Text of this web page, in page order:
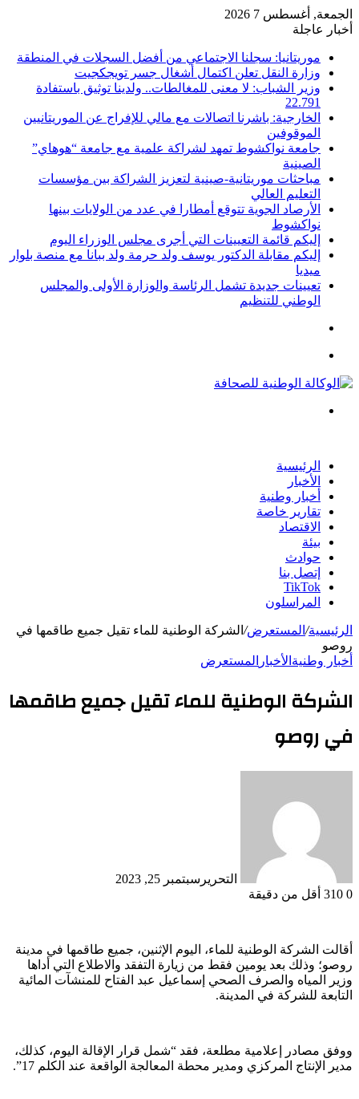
الجمعة, أغسطس 7 2026
أخبار عاجلة
موريتانيا: سجلنا الاجتماعي من أفضل السجلات في المنطقة
وزارة النقل تعلن اكتمال أشغال جسر تويجكجيت
وزير الشباب: لا معنى للمغالطات.. ولدينا توثيق باستفادة
22.791
الخارجية: باشرنا اتصالات مع مالي للإفراج عن الموريتانيين
الموقوفين
جامعة نواكشوط تمهد لشراكة علمية مع جامعة “هوهاي”
الصينية
مباحثات موريتانية-صينية لتعزيز الشراكة بين مؤسسات
التعليم العالي
الأرصاد الجوية تتوقع أمطارا في عدد من الولايات بينها
نواكشوط
إليكم قائمة التعيينات التي أجرى مجلس الوزراء اليوم
إليكم مقابلة الدكتور يوسف ولد حرمة ولد ببانا مع منصة بلوار
ميديا
تعيينات جديدة تشمل الرئاسة والوزارة الأولى والمجلس
الوطني للتنظيم
الرئيسية
الأخبار
أخبار وطنية
تقارير خاصة
الاقتصاد
بيئة
حوادث
إتصل بنا
TikTok
المراسلون
الرئيسية/ المستعرض/ الشركة الوطنية للماء تقيل جميع طاقمها في
روصو
أخبار وطنية الأخبار المستعرض
الشركة الوطنية للماء تقيل جميع طاقمها
في روصو
التحرير سبتمبر 25, 2023
0
أقل من دقيقة
أقالت الشركة الوطنية للماء، اليوم الإثنين، جميع طاقمها في مدينة
روصو؛ وذلك بعد يومين فقط من زيارة التفقد والاطلاع التي أداها
وزير المياه والصرف الصحي إسماعيل عبد الفتاح للمنشآت المائية
التابعة للشركة في المدينة.
ووفق مصادر إعلامية مطلعة، فقد “شمل قرار الإقالة اليوم، كذلك،
مدير الإنتاج المركزي ومدير محطة المعالجة الواقعة عند الكلم 17”.